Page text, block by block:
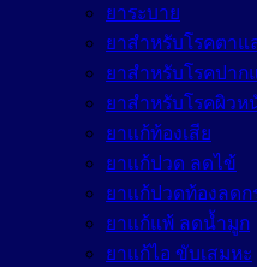
ยาระบาย
ยาสำหรับโรคตาแ
ยาสำหรับโรคปาก
ยาสำหรับโรคผิวห
ยาแก้ท้องเสีย
ยาแก้ปวด ลดไข้
ยาแก้ปวดท้องลดก
ยาแก้แพ้ ลดน้ำมูก
ยาแก้ไอ ขับเสมหะ